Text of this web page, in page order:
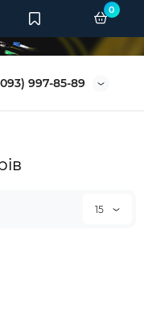
997-85-89
0
15